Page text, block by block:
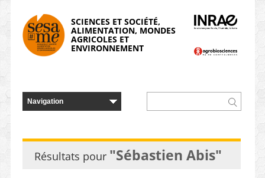
SCIENCES ET SOCIÉTÉ,
ALIMENTATION, MONDES
AGRICOLES ET
ENVIRONNEMENT
Résultats pour "Sébastien Abis"